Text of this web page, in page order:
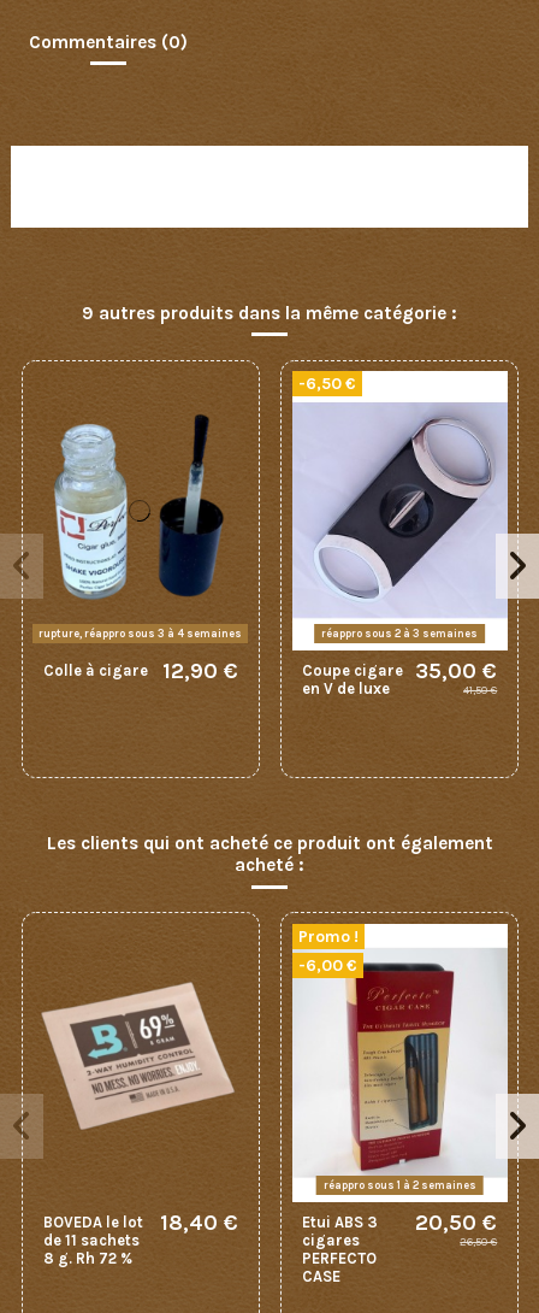
Commentaires (0)
9 autres produits dans la même catégorie :
rupture, réappro sous 3 à 4 semaines
Colle à cigare 12,90 €
-6,50 €
réappro sous 2 à 3 semaines
Coupe cigare
en V de luxe
35,00 €
41,50 €
Les clients qui ont acheté ce produit ont également
acheté :
BOVEDA le lot
de 11 sachets
8 g. Rh 72 %
18,40 €
Promo !
-6,00 €
réappro sous 1 à 2 semaines
Etui ABS 3
cigares
PERFECTO
CASE
20,50 €
26,50 €